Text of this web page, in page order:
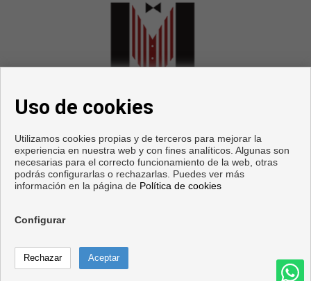
Contactar
Aviso legal
Inmoenter
Uso de cookies
Utilizamos cookies propias y de terceros para mejorar la
experiencia en nuestra web y con fines analíticos. Algunas son
necesarias para el correcto funcionamiento de la web, otras
podrás configurarlas o rechazarlas. Puedes ver más
información en la página de Política de cookies
Configurar